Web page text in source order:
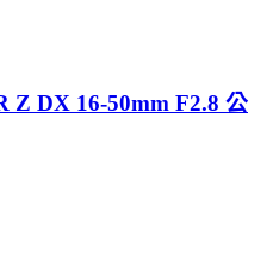
Z DX 16-50mm F2.8 公